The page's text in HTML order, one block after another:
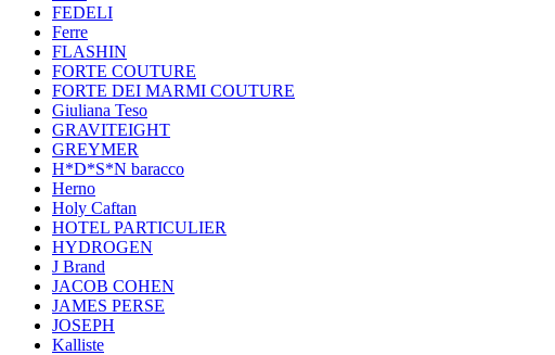
FEDELI
Ferre
FLASHIN
FORTE COUTURE
FORTE DEI MARMI COUTURE
Giuliana Teso
GRAVITEIGHT
GREYMER
H*D*S*N baracco
Herno
Holy Caftan
HOTEL PARTICULIER
HYDROGEN
J Brand
JACOB COHEN
JAMES PERSE
JOSEPH
Kalliste